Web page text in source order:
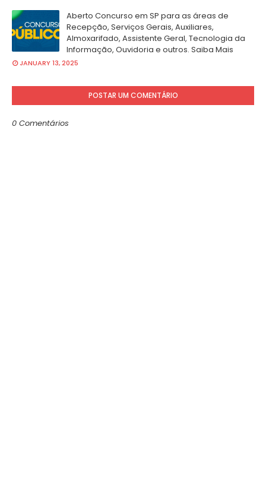
Aberto Concurso em SP para as áreas de
Recepção, Serviços Gerais, Auxiliares,
Almoxarifado, Assistente Geral, Tecnologia da
Informação, Ouvidoria e outros. Saiba Mais
JANUARY 13, 2025
POSTAR UM COMENTÁRIO
0 Comentários